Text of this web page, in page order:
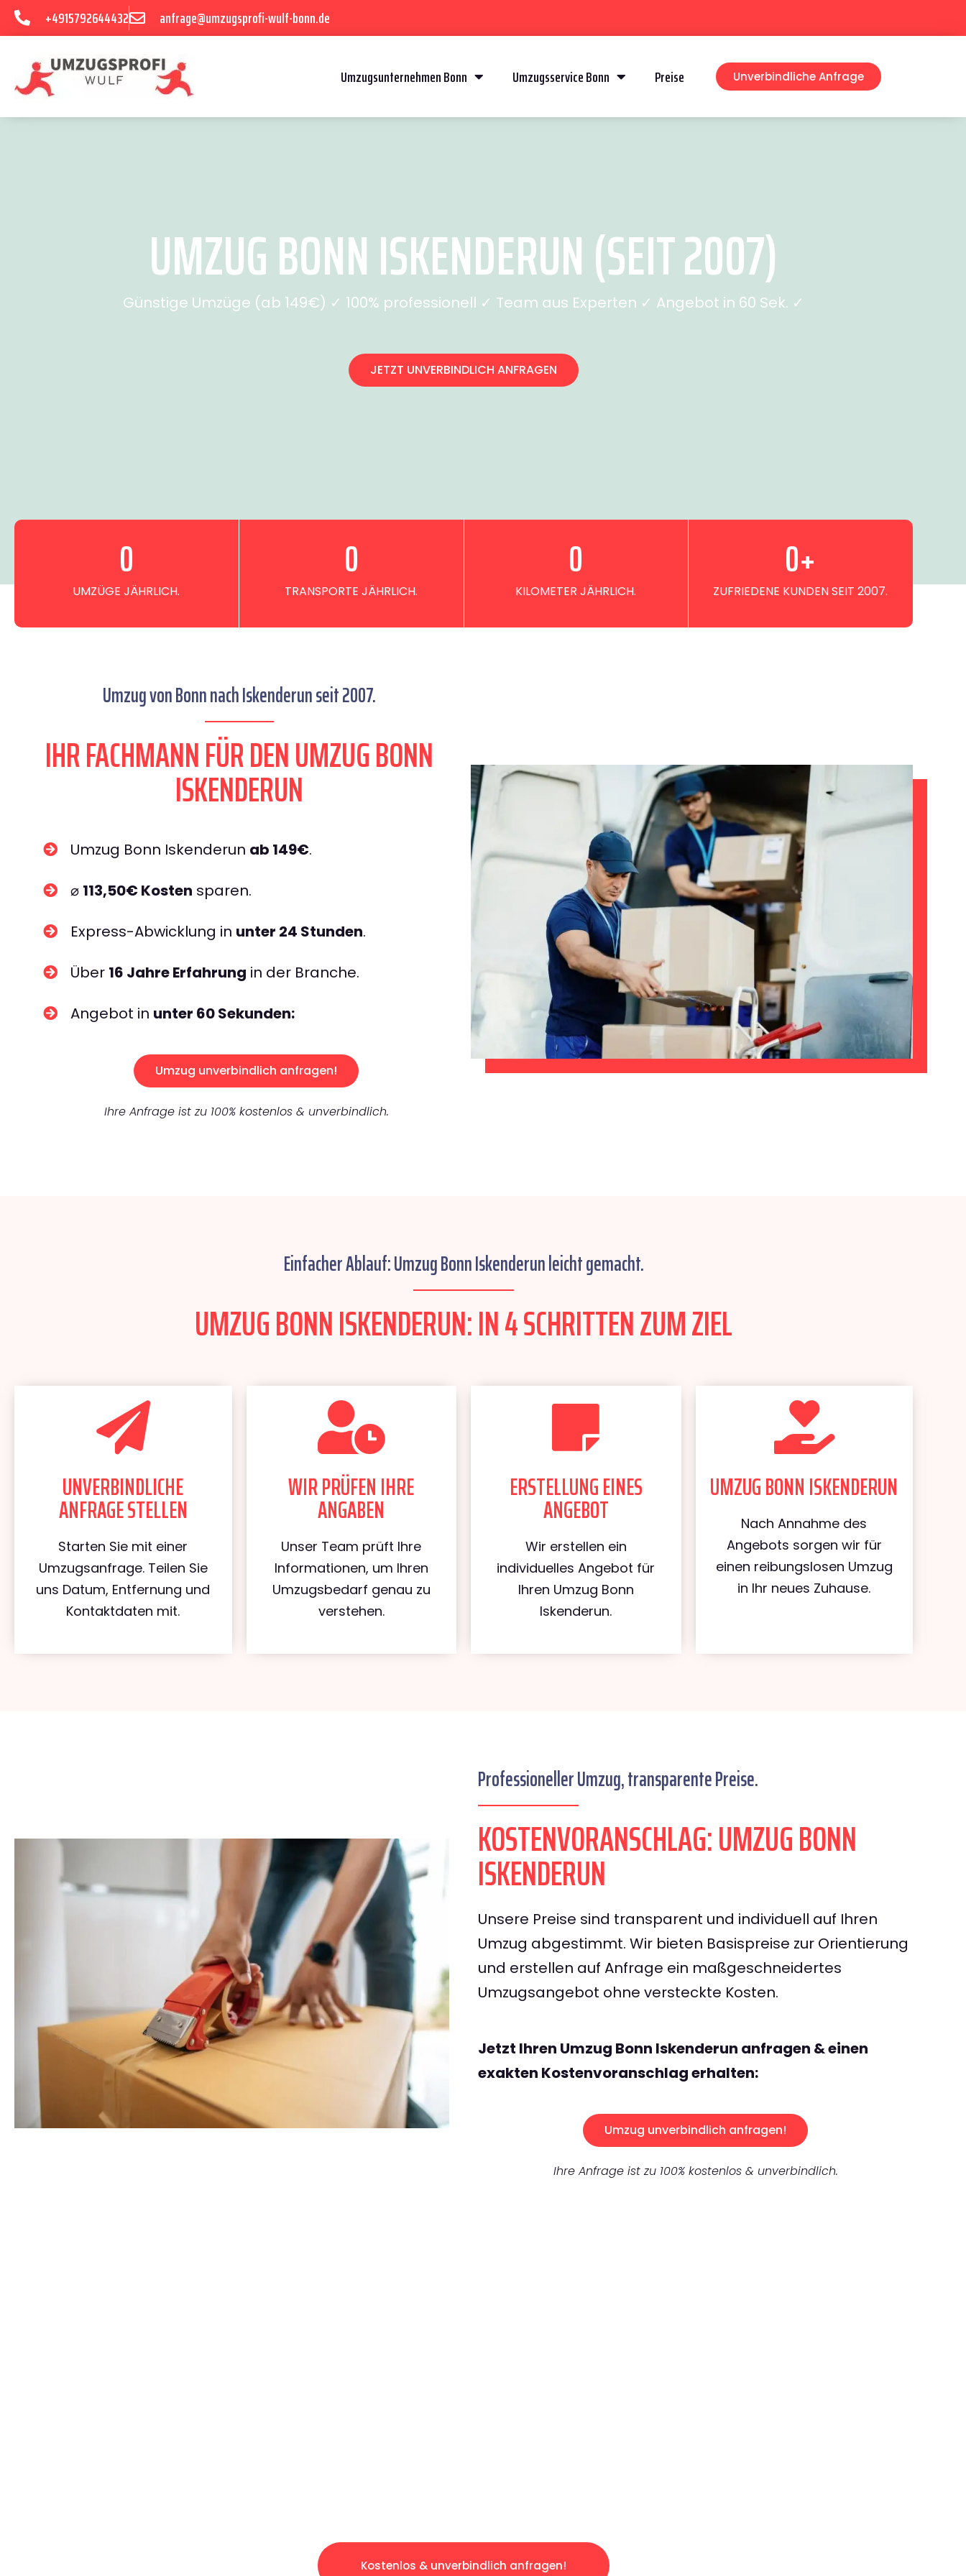
+4915792644432 anfrage@umzugsprofi-wulf-bonn.de
Umzugsunternehmen Bonn Umzugsservice Bonn Preise Unverbindliche Anfrage
UMZUG BONN ISKENDERUN (SEIT 2007)
Günstige Umzüge (ab 149€) ✓ 100% professionell ✓ Team aus Experten ✓ Angebot in 60 Sek. ✓
JETZT UNVERBINDLICH ANFRAGEN
UMZÜGE JÄHRLICH.
0
TRANSPORTE JÄHRLICH.
0
KILOMETER JÄHRLICH.
0
ZUFRIEDENE KUNDEN SEIT 2007.
0+
Umzug von Bonn nach Iskenderun seit 2007.
IHR FACHMANN FÜR DEN UMZUG BONN
ISKENDERUN
Umzug Bonn Iskenderun ab 149€.
⌀ 113,50€ Kosten sparen.
Express-Abwicklung in unter 24 Stunden.
Über 16 Jahre Erfahrung in der Branche.
Angebot in unter 60 Sekunden:
Umzug unverbindlich anfragen!
Ihre Anfrage ist zu 100% kostenlos & unverbindlich.
Einfacher Ablauf: Umzug Bonn Iskenderun leicht gemacht.
UMZUG BONN ISKENDERUN: IN 4 SCHRITTEN ZUM ZIEL
UNVERBINDLICHE
ANFRAGE STELLEN
Starten Sie mit einer
Umzugsanfrage. Teilen Sie
uns Datum, Entfernung und
Kontaktdaten mit.
WIR PRÜFEN IHRE
ANGABEN
Unser Team prüft Ihre
Informationen, um Ihren
Umzugsbedarf genau zu
verstehen.
ERSTELLUNG EINES
ANGEBOT
Wir erstellen ein
individuelles Angebot für
Ihren Umzug Bonn
Iskenderun.
UMZUG BONN ISKENDERUN
Nach Annahme des
Angebots sorgen wir für
einen reibungslosen Umzug
in Ihr neues Zuhause.
Professioneller Umzug, transparente Preise.
KOSTENVORANSCHLAG: UMZUG BONN
ISKENDERUN
Unsere Preise sind transparent und individuell auf Ihren
Umzug abgestimmt. Wir bieten Basispreise zur Orientierung
und erstellen auf Anfrage ein maßgeschneidertes
Umzugsangebot ohne versteckte Kosten.
Jetzt Ihren Umzug Bonn Iskenderun anfragen & einen
exakten Kostenvoranschlag erhalten:
Umzug unverbindlich anfragen!
Ihre Anfrage ist zu 100% kostenlos & unverbindlich.
Kostenlos & unverbindlich anfragen!